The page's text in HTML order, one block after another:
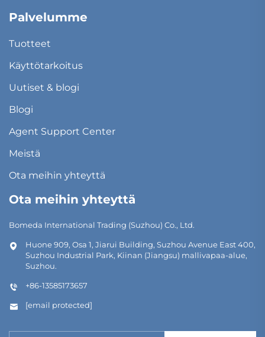
Palvelumme
Tuotteet
Käyttötarkoitus
Uutiset & blogi
Blogi
Agent Support Center
Meistä
Ota meihin yhteyttä
Ota meihin yhteyttä
Bomeda International Trading (Suzhou) Co., Ltd.
Huone 909, Osa 1, Jiarui Building, Suzhou Avenue East 400,
Suzhou Industrial Park, Kiinan (Jiangsu) mallivapaa-alue,
Suzhou.
+86-13585173657
[email protected]